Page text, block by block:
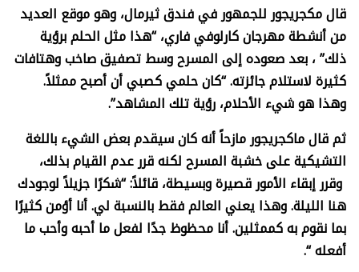
قال مكجريجور للجمهور في فندق ثيرمال، وهو موقع العديد
من أنشطة مهرجان كارلوفي فاري، “هذا مثل الحلم برؤية
ذلك” ، بعد صعوده إلى المسرح وسط تصفيق صاخب وهتافات
كثيرة لاستلام جائزته. “كان حلمي كصبي أن أصبح ممثلاً.
وهذا هو شيء الأحلام، رؤية تلك المشاهد”.
ثم قال ماكجريجور مازحاً أنه كان سيقدم بعض الشيء باللغة
التشيكية على خشبة المسرح لكنه قرر عدم القيام بذلك،
وقرر إبقاء الأمور قصيرة وبسيطة، قائلاً: “شكرًا جزيلاً لوجودك
هنا الليلة. وهذا يعني العالم فقط بالنسبة لي. أنا أؤمن كثيرًا
بما نقوم به كممثلين. أنا محظوظ جدًا لفعل ما أحبه وأحب ما
أفعله “.